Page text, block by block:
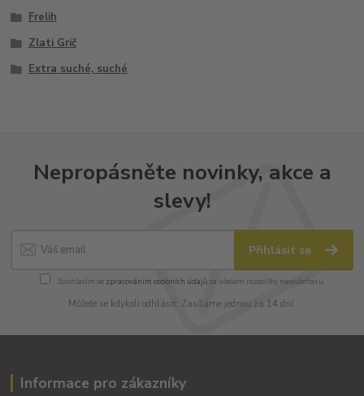
Frelih
Zlati Grič
Extra suché, suché
Nepropásněte novinky, akce a
slevy!
Přihlásit se
Souhlasím se zpracováním osobních údajůza účelem rozesílky newsletteru.
Můžete se kdykoli odhlásit. Zasíláme jednou za 14 dní.
Informace pro zákazníky